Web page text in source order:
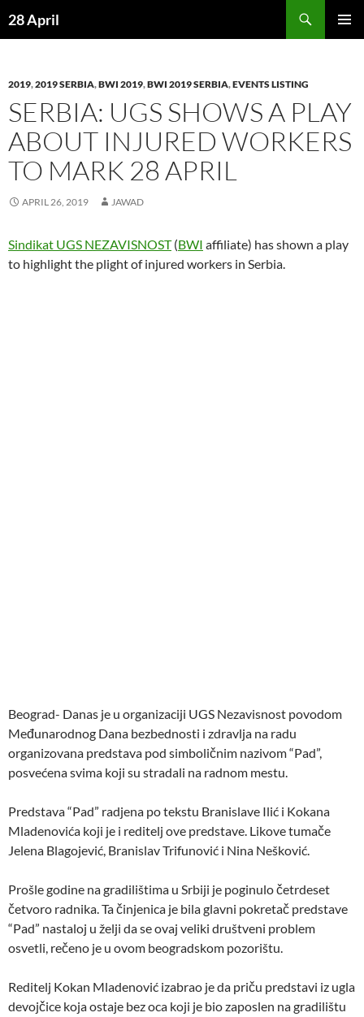
to28 April
2019,2019 SERBIA,BWI 2019,BWI 2019 SERBIA,EVENTS LISTING
SERBIA: UGS SHOWS A PLAY
ABOUT INJURED WORKERS
TO MARK 28 APRIL
APRIL 26, 2019 JAWAD
Sindikat UGS NEZAVISNOST(BWI affiliate) has shown a play
to highlight the plight of injured workers in Serbia.
Beograd- Danas je u organizaciji UGS Nezavisnost povodom
Međunarodnog Dana bezbednosti i zdravlja na radu
organizovana predstava pod simboličnim nazivom “Pad”,
posvećena svima koji su stradali na radnom mestu.
Predstava “Pad” radjena po tekstu Branislave Ilić i Kokana
Mladenovića koji je i reditelj ove predstave. Likove tumače
Jelena Blagojević, Branislav Trifunović i Nina Nešković.
Prošle godine na gradilištima u Srbiji je poginulo četrdeset
četvoro radnika. Ta činjenica je bila glavni pokretač predstave
“Pad” nastaloj u želji da se ovaj veliki društveni problem
osvetli, rečeno je u ovom beogradskom pozorištu.
Reditelj Kokan Mladenović izabrao je da priču predstavi iz ugla
devojčice koja ostaje bez oca koji je bio zaposlen na gradilištu